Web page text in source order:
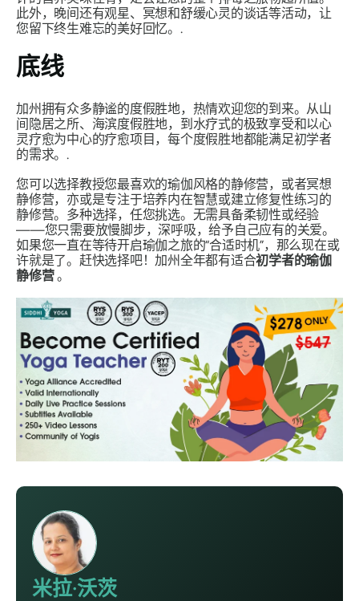
此外，晚间还有观星、冥想和舒缓心灵的谈话等活动，让
您留下终生难忘的美好回忆。.
底线
加州拥有众多静谧的度假胜地，热情欢迎您的到来。从山
间隐居之所、海滨度假胜地，到水疗式的极致享受和以心
灵疗愈为中心的疗愈项目，每个度假胜地都能满足初学者
的需求。.
您可以选择教授您最喜欢的瑜伽风格的静修营，或者冥想
静修营，亦或是专注于培养内在智慧或建立修复性练习的
静修营。多种选择，任您挑选。无需具备柔韧性或经验
——您只需要放慢脚步，深呼吸，给予自己应有的关爱。
如果您一直在等待开启瑜伽之旅的“合适时机”，那么现在或
许就是了。赶快选择吧！加州全年都有适合初学者的瑜伽
静修营。
米拉·沃茨